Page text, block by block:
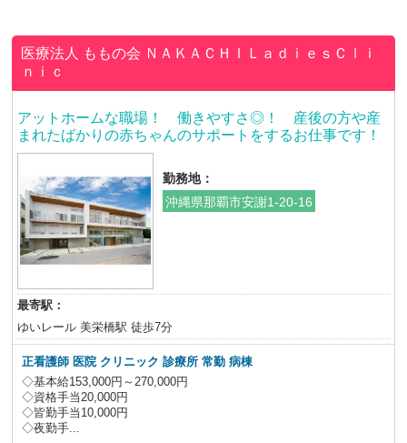
医療法人 ももの会 ＮＡＫＡＣＨＩＬａｄｉｅｓＣｌｉ
ｎｉｃ
アットホームな職場！ 働きやすさ◎！ 産後の方や産
まれたばかりの赤ちゃんのサポートをするお仕事です！
勤務地：
沖縄県那覇市安謝1-20-16
最寄駅：
ゆいレール 美栄橋駅 徒歩7分
正看護師 医院 クリニック 診療所 常勤 病棟
◇基本給153,000円～270,000円
◇資格手当20,000円
◇皆勤手当10,000円
◇夜勤手...